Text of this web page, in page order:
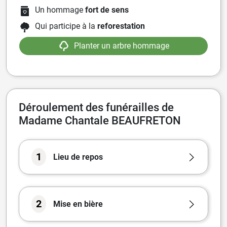
Un hommage fort de sens
Qui participe à la reforestation
Planter un arbre hommage
Déroulement des funérailles de
Madame Chantale BEAUFRETON
1 Lieu de repos
2 Mise en bière